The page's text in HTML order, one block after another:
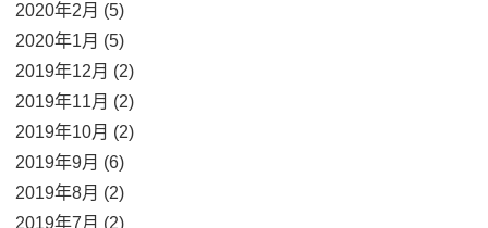
2020年2月 (5)
2020年1月 (5)
2019年12月 (2)
2019年11月 (2)
2019年10月 (2)
2019年9月 (6)
2019年8月 (2)
2019年7月 (2)